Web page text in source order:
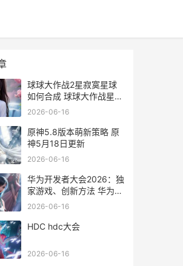
球球大作战2星寂寞星球
如何合成 球球大作战星海
珍宝箱在哪里开
2026-06-16
原神5.8版本萌新策略 原
神5月18日更新
2026-06-16
华为开发者大会2026：独
家游戏、创新方法 华为开
发者大会概念股
2026-06-16
HDC hdc大会
2026-06-16